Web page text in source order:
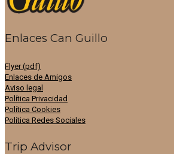
Enlaces Can Guillo
Flyer (pdf)
Enlaces de Amigos
Aviso legal
Política Privacidad
Política Cookies
Política Redes Sociales
Trip Advisor